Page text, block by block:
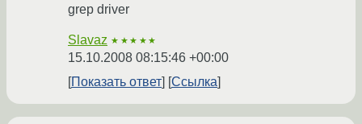
grep driver
Slavaz ★★★★★
15.10.2008 08:15:46 +00:00
Показать ответ
Ссылка